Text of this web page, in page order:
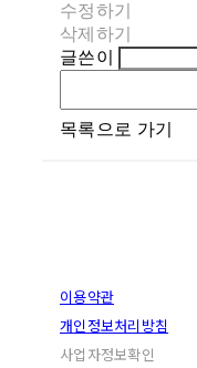
수정하기
삭제하기
글쓴이
목록으로 가기
이용약관
개인정보처리방침
사업자정보확인